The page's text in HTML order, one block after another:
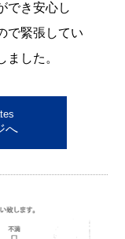
でき安心し
で緊張してい
した。
へ